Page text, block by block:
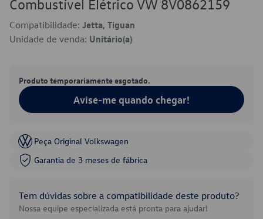
Combustível Elétrico VW 8V0862159
Compatibilidade: Jetta, Tiguan
Unidade de venda: Unitário(a)
Produto temporariamente esgotado.
Avise-me quando chegar!
Peça Original Volkswagen
Garantia de 3 meses de fábrica
Tem dúvidas sobre a compatibilidade deste produto?
Nossa equipe especializada está pronta para ajudar!